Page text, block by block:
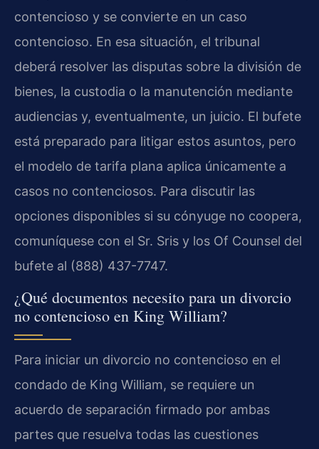
contencioso y se convierte en un caso
contencioso. En esa situación, el tribunal
deberá resolver las disputas sobre la división de
bienes, la custodia o la manutención mediante
audiencias y, eventualmente, un juicio. El bufete
está preparado para litigar estos asuntos, pero
el modelo de tarifa plana aplica únicamente a
casos no contenciosos. Para discutir las
opciones disponibles si su cónyuge no coopera,
comuníquese con el Sr. Sris y los Of Counsel del
bufete al (888) 437-7747.
¿Qué documentos necesito para un divorcio
no contencioso en King William?
Para iniciar un divorcio no contencioso en el
condado de King William, se requiere un
acuerdo de separación firmado por ambas
partes que resuelva todas las cuestiones